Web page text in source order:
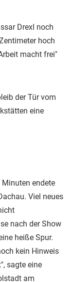
Drexl noch
hoch
macht frei"
der Tür vom
eine
endete
Viel neues
nach der Show
heiße Spur.
kein Hinweis
sagte eine
am